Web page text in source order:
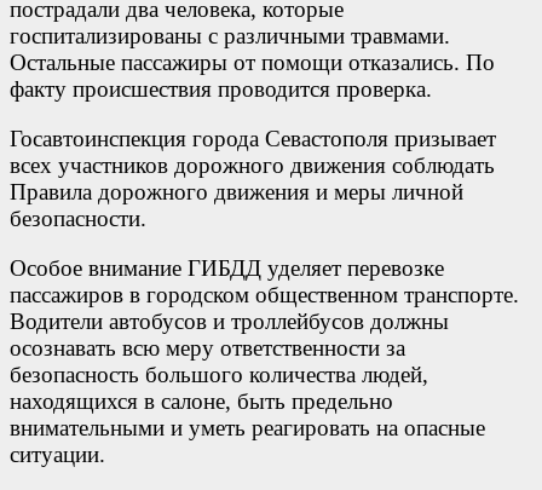
пострадали два человека, которые
госпитализированы с различными травмами.
Остальные пассажиры от помощи отказались. По
факту происшествия проводится проверка.
Госавтоинспекция города Севастополя призывает
всех участников дорожного движения соблюдать
Правила дорожного движения и меры личной
безопасности.
Особое внимание ГИБДД уделяет перевозке
пассажиров в городском общественном транспорте.
Водители автобусов и троллейбусов должны
осознавать всю меру ответственности за
безопасность большого количества людей,
находящихся в салоне, быть предельно
внимательными и уметь реагировать на опасные
ситуации.